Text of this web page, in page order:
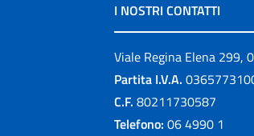
I NOSTRI CONTATTI
Viale Regina Elena 299,
Partita I.V.A.
C.F. 80211730587
Telefono: 06 4990 1